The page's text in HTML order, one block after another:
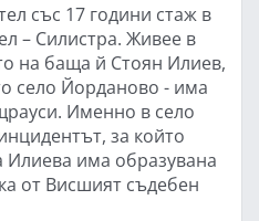
със 17 години стаж в
– Силистра. Живее в
на баща й Стоян Илиев,
село Йорданово - има
Именно в село
за който
Илиева има образувана
от Висшият съдебен